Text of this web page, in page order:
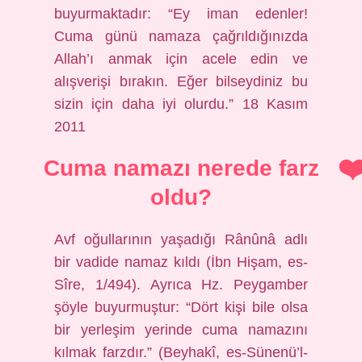
buyurmaktadır: “Ey iman edenler!
Cuma günü namaza çağrıldığınızda
Allah’ı anmak için acele edin ve
alışverişi bırakın. Eğer bilseydiniz bu
sizin için daha iyi olurdu.” 18 Kasım
2011
Cuma namazı nerede farz
oldu?
Avf oğullarının yaşadığı Rânûnâ adlı
bir vadide namaz kıldı (İbn Hişam, es-
Sîre, 1/494). Ayrıca Hz. Peygamber
şöyle buyurmuştur: “Dört kişi bile olsa
bir yerleşim yerinde cuma namazını
kılmak farzdır.” (Beyhakî, es-Sünenü’l-